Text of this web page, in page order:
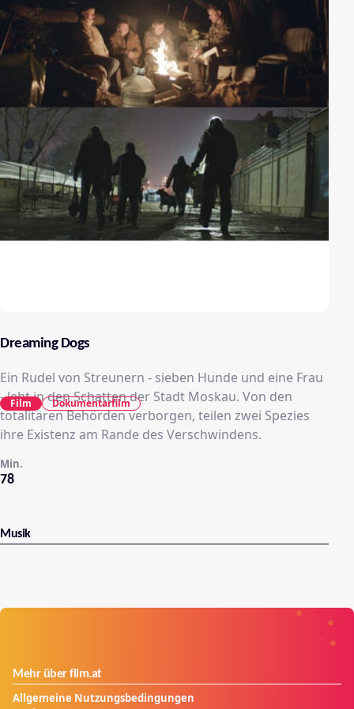
Dreaming Dogs
Ein Rudel von Streunern - sieben Hunde und eine Frau
- lebt in den Schatten der Stadt Moskau. Von den
totalitären Behörden verborgen, teilen zwei Spezies
ihre Existenz am Rande des Verschwindens.
78
Min.
Film Dokumentarfilm
Musik
Mehr über film.at
Allgemeine Nutzungsbedingungen